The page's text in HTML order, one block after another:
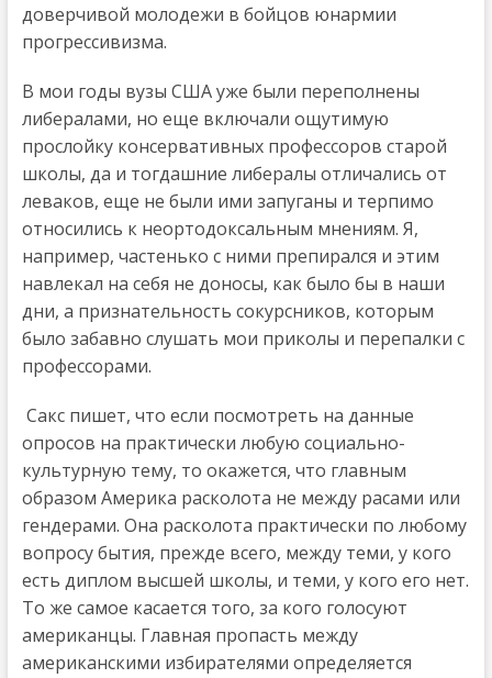
доверчивой молодежи в бойцов юнармии
прогрессивизма.
В мои годы вузы США уже были переполнены
либералами, но еще включали ощутимую
прослойку консервативных профессоров старой
школы, да и тогдашние либералы отличались от
леваков, еще не были ими запуганы и терпимо
относились к неортодоксальным мнениям. Я,
например, частенько с ними препирался и этим
навлекал на себя не доносы, как было бы в наши
дни, а признательность сокурсников, которым
было забавно слушать мои приколы и перепалки с
профессорами.
Сакс пишет, что если посмотреть на данные
опросов на практически любую социально-
культурную тему, то окажется, что главным
образом Америка расколота не между расами или
гендерами. Она расколота практически по любому
вопросу бытия, прежде всего, между теми, у кого
есть диплом высшей школы, и теми, у кого его нет.
То же самое касается того, за кого голосуют
американцы. Главная пропасть между
американскими избирателями определяется